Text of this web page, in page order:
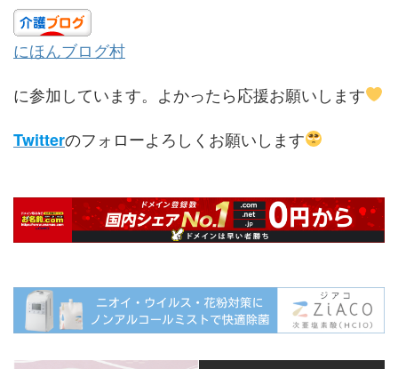
にほんブログ村
に参加しています。よかったら応援お願いします
Twitterのフォローよろしくお願いします